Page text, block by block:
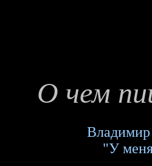
О чем
"У меня